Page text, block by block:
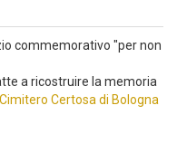
commemorativo "per non
a ricostruire la memoria
Cimitero Certosa di Bologna